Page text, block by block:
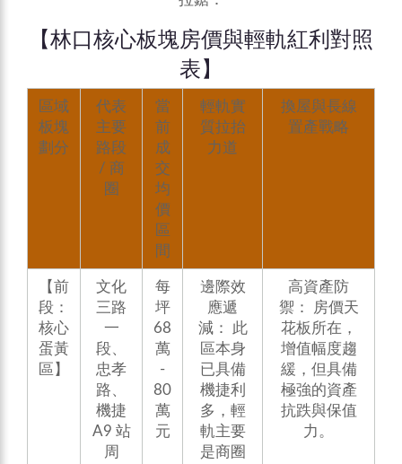
【林口核心板塊房價與輕軌紅利對照
表】
區域
板塊
劃分
代表
主要
路段
/ 商
圈
當
前
成
交
均
價
區
間
輕軌實
質拉抬
力道
換屋與長線
置產戰略
【前
段：
核心
蛋黃
區】
文化
三路
一
段、
忠孝
路、
機捷
A9 站
周
每
坪
68
萬
-
80
萬
元
邊際效
應遞
減： 此
區本身
已具備
機捷利
多，輕
軌主要
是商圈
高資產防
禦： 房價天
花板所在，
增值幅度趨
緩，但具備
極強的資產
抗跌與保值
力。